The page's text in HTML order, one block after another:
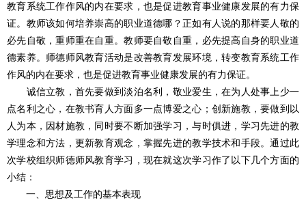
教育系统工作作风的内在要求，也是促进教育事业健康发展的有力保
证。教师该如何培养崇高的职业道德哪？正如有人说的那样要人敬的
必先自敬，重师重在自重。教师要自敬自重，必先提高自身的职业道
德素养。师德师风教育活动是改善教育发展环境，转变教育系统工作
作风的内在要求，也是促进教育事业健康发展的有力保证。
诚信立教，首先要做到淡泊名利，敬业爱生，在为人处事上少一
点名利之心，在教书育人方面多一点博爱之心；创新施教，要做到以
人为本，因材施教，同时要不断加强学习，与时俱进，学习先进的教
学理念和方法，更新教育观念，掌握先进的教学技术和手段。通过此
次学校组织师德师风教育学习，现在就这次学习作了以下几个方面的
小结：
一、思想及工作的基本表现